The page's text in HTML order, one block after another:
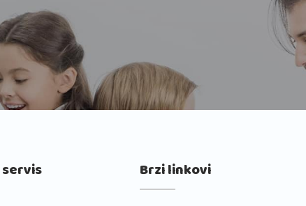
Brzi linkovi